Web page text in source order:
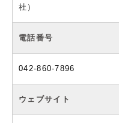
社）
電話番号
042-860-7896
ウェブサイト